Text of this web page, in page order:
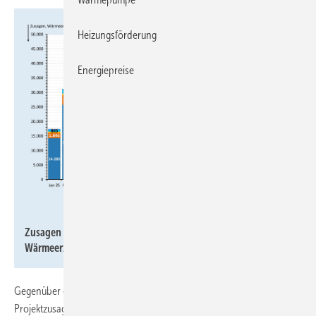
Zusagen (monatlich) bei der BEG-Heizungsförderung nach
Wärmeerzeugern Januar 2025 bis Mai 2026.
Gegenüber dem Vorjahresmonat erhöhten sich im Mai 2026 die
Projektzusagen um 53,1 %. Der Vorjahresmonat war unter anderem
Heizungsförderung
Energiepreise